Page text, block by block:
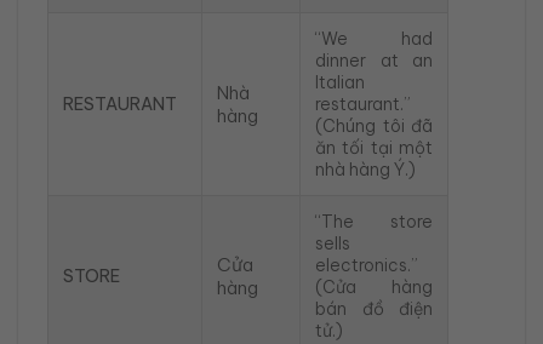
RESTAURANT
Nhà
hàng
“We had
dinner at an
Italian
restaurant.”
(Chúng tôi đã
ăn tối tại một
nhà hàng Ý.)
STORE
Cửa
hàng
“The store
sells
electronics.”
(Cửa hàng
bán đồ điện
tử.)